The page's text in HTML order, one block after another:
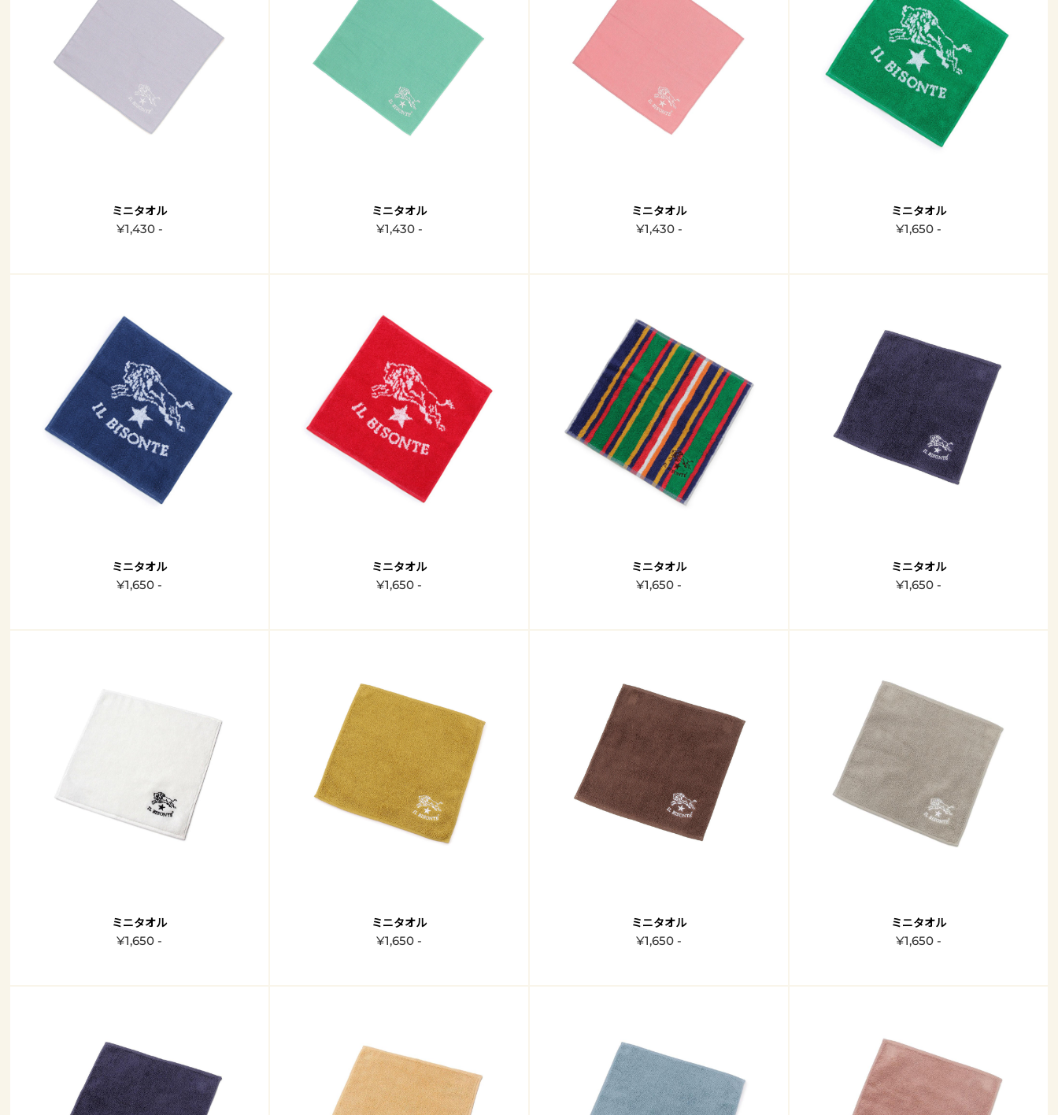
ミニタオル
¥1,430 -
ミニタオル
¥1,430 -
ミニタオル
¥1,430 -
ミニタオル
¥1,650 -
ミニタオル
¥1,650 -
ミニタオル
¥1,650 -
ミニタオル
¥1,650 -
ミニタオル
¥1,650 -
ミニタオル
¥1,650 -
ミニタオル
¥1,650 -
ミニタオル
¥1,650 -
ミニタオル
¥1,650 -